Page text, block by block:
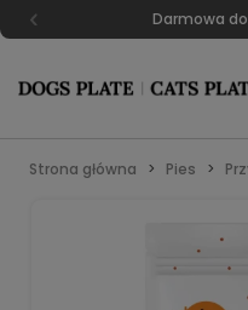
Darmowa
Strona główna Pies